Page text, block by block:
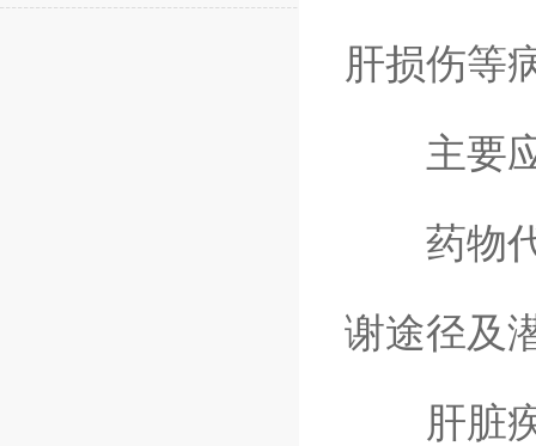
肝损伤等
主要
药物代
谢途径及
肝脏疾